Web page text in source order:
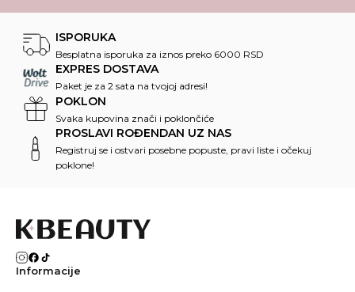
ISPORUKA
Besplatna isporuka za iznos preko 6000 RSD
EXPRES DOSTAVA
Paket je za 2 sata na tvojoj adresi!
POKLON
Svaka kupovina znači i poklončiće
PROSLAVI ROĐENDAN UZ NAS
Registruj se i ostvari posebne popuste, pravi liste i očekuj
poklone!
Informacije